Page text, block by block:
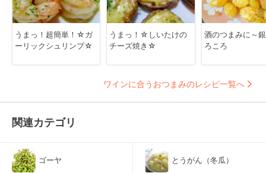
うまっ！超簡単！☆ガ
ーリックシュリンプ☆
うまっ！☆しいたけの
チーズ焼き☆
酒のつまみに～
ろころ
ワインに合うおつまみのレシピ一覧へ
関連カテゴリ
ゴーヤ とうがん（冬瓜）